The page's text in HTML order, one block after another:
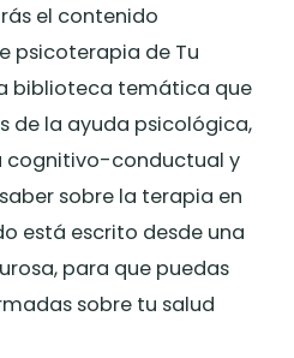
el contenido
psicoterapia de Tu
biblioteca temática que
de la ayuda psicológica,
cognitivo-conductual y
sobre la terapia en
está escrito desde una
para que puedas
sobre tu salud